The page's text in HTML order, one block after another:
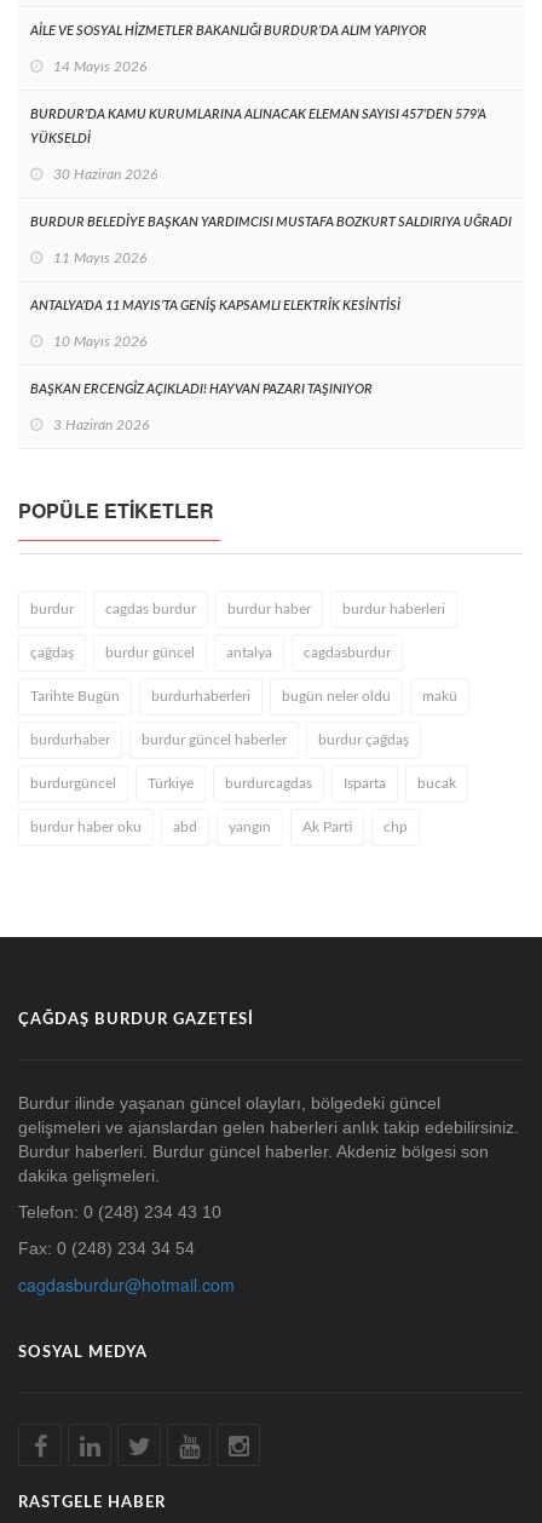
AİLE VE SOSYAL HİZMETLER BAKANLIĞI BURDUR’DA ALIM YAPIYOR
14 Mayıs 2026
BURDUR’DA KAMU KURUMLARINA ALINACAK ELEMAN SAYISI 457’DEN 579’A
YÜKSELDİ
30 Haziran 2026
BURDUR BELEDİYE BAŞKAN YARDIMCISI MUSTAFA BOZKURT SALDIRIYA UĞRADI
11 Mayıs 2026
ANTALYA’DA 11 MAYIS’TA GENİŞ KAPSAMLI ELEKTRİK KESİNTİSİ
10 Mayıs 2026
BAŞKAN ERCENGİZ AÇIKLADI! HAYVAN PAZARI TAŞINIYOR
3 Haziran 2026
POPÜLE ETIKETLER
burdur cagdas burdur burdur haber burdur haberleri
çağdaş burdur güncel antalya cagdasburdur
Tarihte Bugün burdurhaberleri bugün neler oldu makü
burdurhaber burdur güncel haberler burdur çağdaş
burdurgüncel Türkiye burdurcagdas Isparta bucak
burdur haber oku abd yangın Ak Parti chp
ÇAĞDAŞ BURDUR GAZETESI
Burdur ilinde yaşanan güncel olayları, bölgedeki güncel
gelişmeleri ve ajanslardan gelen haberleri anlık takip edebilirsiniz.
Burdur haberleri. Burdur güncel haberler. Akdeniz bölgesi son
dakika gelişmeleri.
Telefon: 0 (248) 234 43 10
Fax: 0 (248) 234 34 54
cagdasburdur@hotmail.com
SOSYAL MEDYA
RASTGELE HABER